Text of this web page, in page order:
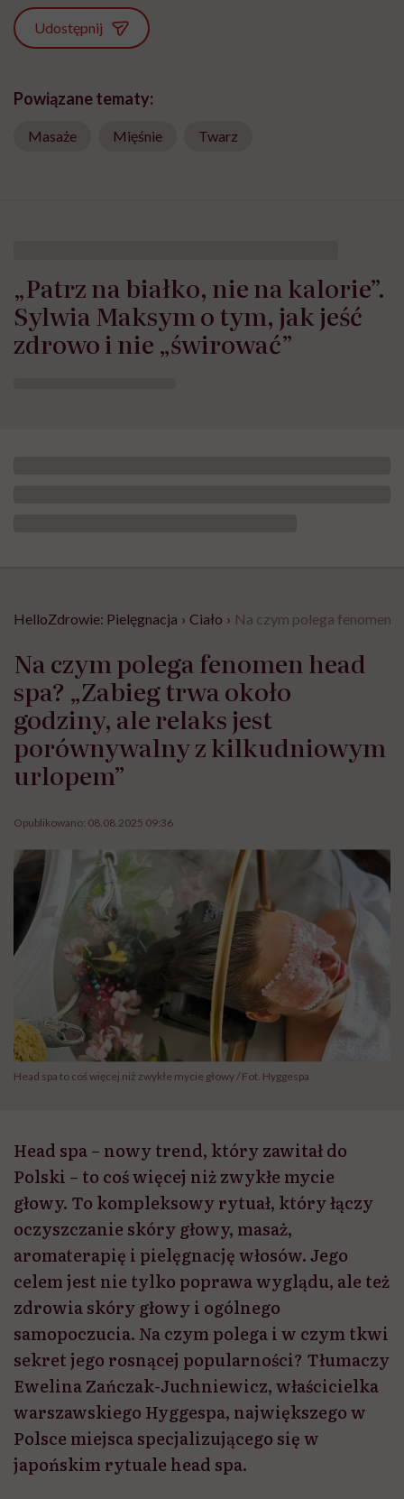
Udostępnij
Powiązane tematy:
Masaże Mięśnie Twarz
„Patrz na białko, nie na kalorie”.
Sylwia Maksym o tym, jak jeść
zdrowo i nie „świrować”
HelloZdrowie: Pielęgnacja › Ciało › Na czym polega fenomen
Na czym polega fenomen head
spa? „Zabieg trwa około
godziny, ale relaks jest
porównywalny z kilkudniowym
urlopem”
Opublikowano: 08.08.2025 09:36
Head spa to coś więcej niż zwykłe mycie głowy / Fot. Hyggespa
Head spa – nowy trend, który zawitał do
Polski – to coś więcej niż zwykłe mycie
głowy. To kompleksowy rytuał, który łączy
oczyszczanie skóry głowy, masaż,
aromaterapię i pielęgnację włosów. Jego
celem jest nie tylko poprawa wyglądu, ale też
zdrowia skóry głowy i ogólnego
samopoczucia. Na czym polega i w czym tkwi
sekret jego rosnącej popularności? Tłumaczy
Ewelina Zańczak-Juchniewicz, właścicielka
warszawskiego Hyggespa, największego w
Polsce miejsca specjalizującego się w
japońskim rytuale head spa.